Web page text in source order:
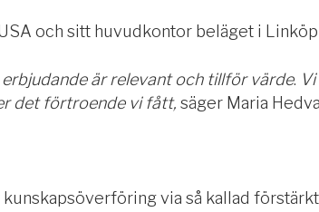
och sitt huvudkontor beläget i
är relevant och tillför värde.
det förtroende vi fått, säger Maria
via så kallad förstärkt